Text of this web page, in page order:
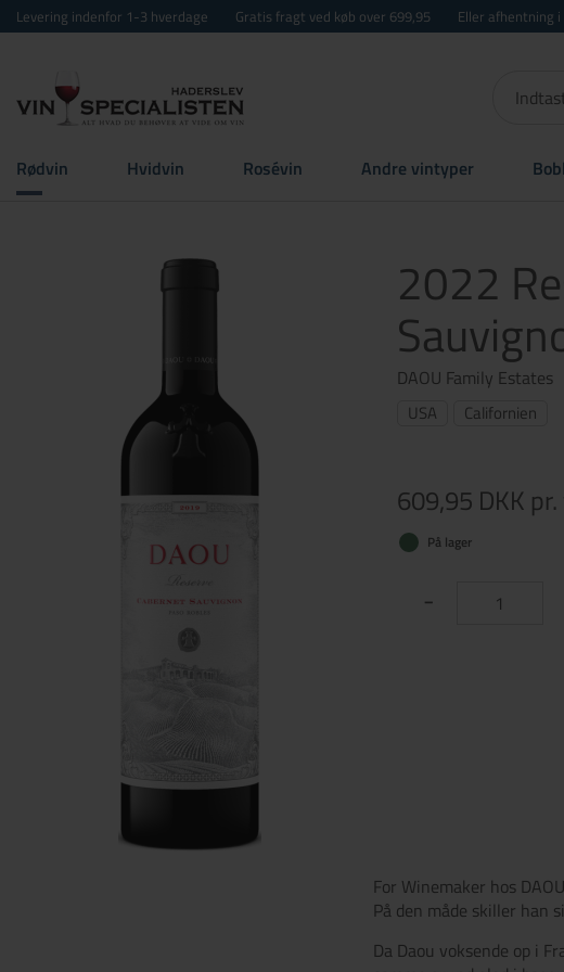
Levering indenfor 1-3 hverdage Gratis fragt ved køb over 699,95 Eller afhentning
Rødvin Hvidvin Rosévin Andre vintyper
2022
DAOU Family Estates
USA Californien
609,95 DKK
På lager
-
For Winemaker hos
På den måde skiller han
Da Daou voksende op i